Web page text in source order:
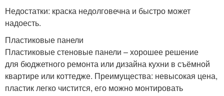
Недостатки: краска недолговечна и быстро может
надоесть.
Пластиковые панели
Пластиковые стеновые панели – хорошее решение
для бюджетного ремонта или дизайна кухни в съёмной
квартире или коттедже. Преимущества: невысокая цена,
пластик легко чистится, его можно монтировать